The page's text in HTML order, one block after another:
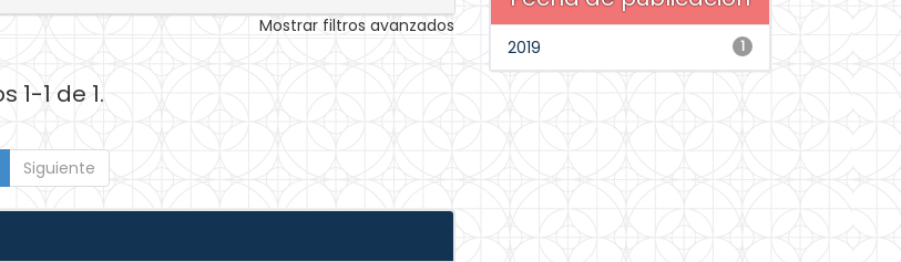
Mostrar filtros avanzados
1-1 de 1.
Siguiente
1
2019